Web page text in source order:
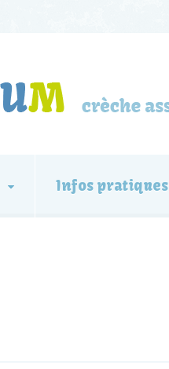
Infos pratiques